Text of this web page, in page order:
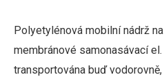
Polyetylénová mobilní nádrž na
membránové samonasávací el.
transportována buď vodorovně,